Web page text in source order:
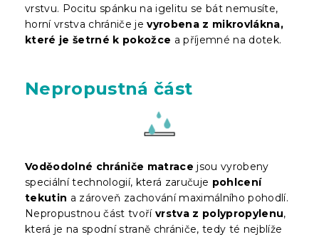
vrstvu. Pocitu spánku na igelitu se bát nemusíte,
horní vrstva chrániče jevyrobena z mikrovlákna,
které je šetrné k pokožce a příjemné na dotek.
Nepropustná část
Voděodolné chrániče matrace jsou vyrobeny
speciální technologií, která zaručuje pohlcení
tekutin a zároveň zachování maximálního pohodlí.
Nepropustnou část tvořívrstva z polypropylenu,
která je na spodní straně chrániče, tedy té nejblíže